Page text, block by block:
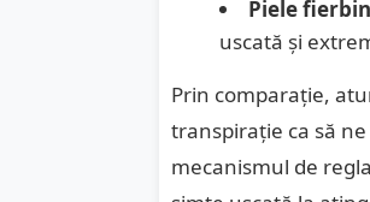
Piele
uscată și
Prin comparație,
transpirație ca să
mecanismul de